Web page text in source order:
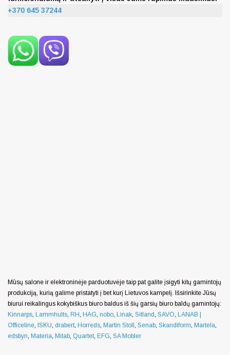
+370 645 37244
Mūsų salone ir elektroninėje parduotuvėje taip pat galite įsigyti kitų gamintojų
produkciją, kurią galime pristatyti į bet kurį Lietuvos kampelį. Išsirinkite Jūsų
biurui reikalingus kokybiškus biuro baldus iš šių garsių biuro baldų gamintojų:
Kinnarps, Lammhults, RH, HAG, nobo, Linak, Sitland, SAVO, LANAB |
Officeline, ISKU, drabert, Horreds, Martin Stoll , Senab, Skandiform, Martela,
edsbyn, Materia, Mitab, Quartet, EFG, SA Mobler